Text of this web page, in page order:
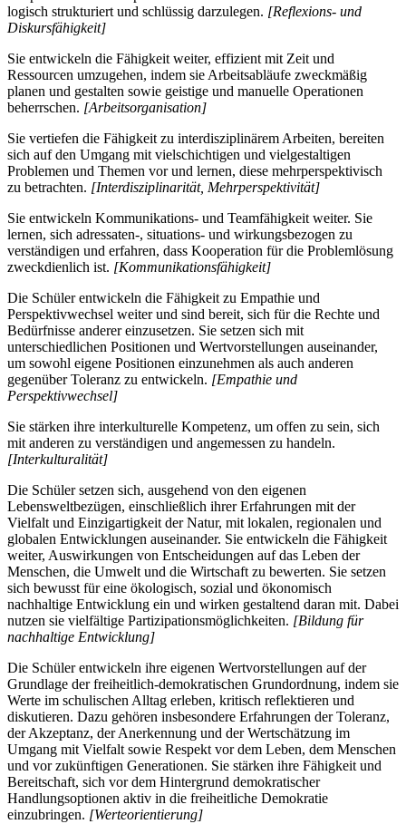
logisch strukturiert und schlüssig darzulegen. [Reflexions- und
Diskursfähigkeit]
Sie entwickeln die Fähigkeit weiter, effizient mit Zeit und
Ressourcen umzugehen, indem sie Arbeitsabläufe zweckmäßig
planen und gestalten sowie geistige und manuelle Operationen
beherrschen. [Arbeitsorganisation]
Sie vertiefen die Fähigkeit zu interdisziplinärem Arbeiten, bereiten
sich auf den Umgang mit vielschichtigen und vielgestaltigen
Problemen und Themen vor und lernen, diese mehrperspektivisch
zu betrachten. [Interdisziplinarität, Mehrperspektivität]
Sie entwickeln Kommunikations- und Teamfähigkeit weiter. Sie
lernen, sich adressaten-, situations- und wirkungsbezogen zu
verständigen und erfahren, dass Kooperation für die Problemlösung
zweckdienlich ist. [Kommunikationsfähigkeit]
Die Schüler entwickeln die Fähigkeit zu Empathie und
Perspektivwechsel weiter und sind bereit, sich für die Rechte und
Bedürfnisse anderer einzusetzen. Sie setzen sich mit
unterschiedlichen Positionen und Wertvorstellungen auseinander,
um sowohl eigene Positionen einzunehmen als auch anderen
gegenüber Toleranz zu entwickeln. [Empathie und
Perspektivwechsel]
Sie stärken ihre interkulturelle Kompetenz, um offen zu sein, sich
mit anderen zu verständigen und angemessen zu handeln.
[Interkulturalität]
Die Schüler setzen sich, ausgehend von den eigenen
Lebensweltbezügen, einschließlich ihrer Erfahrungen mit der
Vielfalt und Einzigartigkeit der Natur, mit lokalen, regionalen und
globalen Entwicklungen auseinander. Sie entwickeln die Fähigkeit
weiter, Auswirkungen von Entscheidungen auf das Leben der
Menschen, die Umwelt und die Wirtschaft zu bewerten. Sie setzen
sich bewusst für eine ökologisch, sozial und ökonomisch
nachhaltige Entwicklung ein und wirken gestaltend daran mit. Dabei
nutzen sie vielfältige Partizipationsmöglichkeiten. [Bildung für
nachhaltige Entwicklung]
Die Schüler entwickeln ihre eigenen Wertvorstellungen auf der
Grundlage der freiheitlich-demokratischen Grundordnung, indem sie
Werte im schulischen Alltag erleben, kritisch reflektieren und
diskutieren. Dazu gehören insbesondere Erfahrungen der Toleranz,
der Akzeptanz, der Anerkennung und der Wertschätzung im
Umgang mit Vielfalt sowie Respekt vor dem Leben, dem Menschen
und vor zukünftigen Generationen. Sie stärken ihre Fähigkeit und
Bereitschaft, sich vor dem Hintergrund demokratischer
Handlungsoptionen aktiv in die freiheitliche Demokratie
einzubringen. [Werteorientierung]